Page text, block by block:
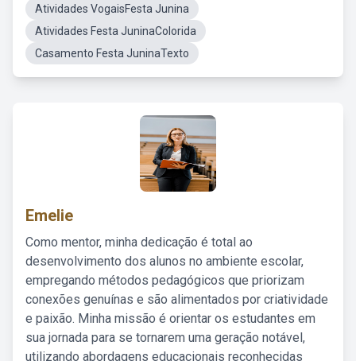
Atividades VogaisFesta Junina
Atividades Festa JuninaColorida
Casamento Festa JuninaTexto
Emelie
Como mentor, minha dedicação é total ao
desenvolvimento dos alunos no ambiente escolar,
empregando métodos pedagógicos que priorizam
conexões genuínas e são alimentados por criatividade
e paixão. Minha missão é orientar os estudantes em
sua jornada para se tornarem uma geração notável,
utilizando abordagens educacionais reconhecidas